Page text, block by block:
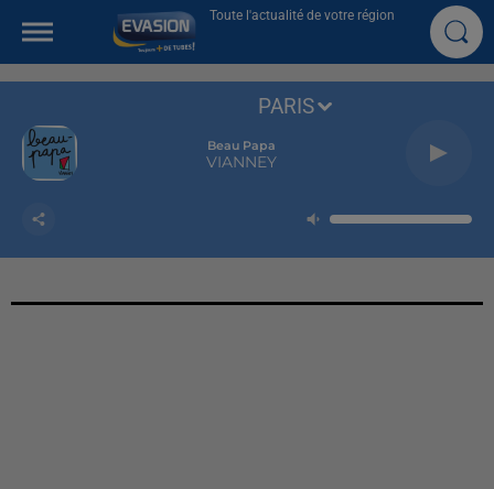
Toute l'actualité de votre région
Beau Papa
VIANNEY
PARIS